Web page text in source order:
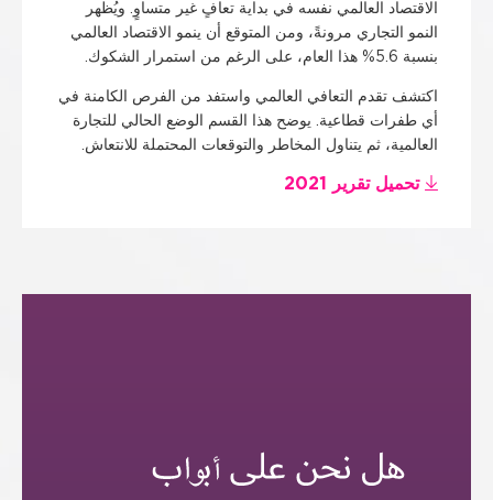
الاقتصاد العالمي نفسه في بداية تعافٍ غير متساوٍ. ويُظهر
النمو التجاري مرونةً، ومن المتوقع أن ينمو الاقتصاد العالمي
بنسبة 5.6% هذا العام، على الرغم من استمرار الشكوك.
اكتشف تقدم التعافي العالمي واستفد من الفرص الكامنة في
أي طفرات قطاعية. يوضح هذا القسم الوضع الحالي للتجارة
العالمية، ثم يتناول المخاطر والتوقعات المحتملة للانتعاش.
تحميل تقرير 2021